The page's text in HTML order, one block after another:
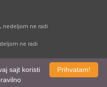
nedeljom ne radi
ne radi
PDV je uračunat u cenu.
prava su zadržana.
Prihvatam!
sajt koristi